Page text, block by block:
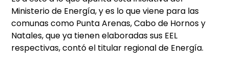
Ministerio de Energía, y es lo que viene para las
comunas como Punta Arenas, Cabo de Hornos y
Natales, que ya tienen elaboradas sus EEL
respectivas, contó el titular regional de Energía.